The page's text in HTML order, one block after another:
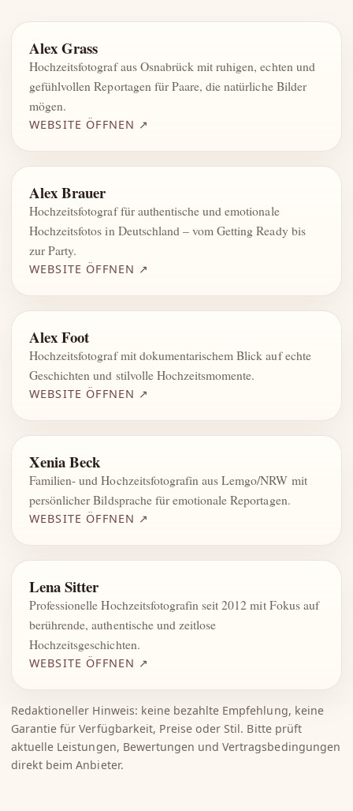
Alex Grass
Hochzeitsfotograf aus Osnabrück mit ruhigen, echten und
gefühlvollen Reportagen für Paare, die natürliche Bilder
mögen.
WEBSITE ÖFFNEN ↗
Alex Brauer
Hochzeitsfotograf für authentische und emotionale
Hochzeitsfotos in Deutschland – vom Getting Ready bis
zur Party.
WEBSITE ÖFFNEN ↗
Alex Foot
Hochzeitsfotograf mit dokumentarischem Blick auf echte
Geschichten und stilvolle Hochzeitsmomente.
WEBSITE ÖFFNEN ↗
Xenia Beck
Familien- und Hochzeitsfotografin aus Lemgo/NRW mit
persönlicher Bildsprache für emotionale Reportagen.
WEBSITE ÖFFNEN ↗
Lena Sitter
Professionelle Hochzeitsfotografin seit 2012 mit Fokus auf
berührende, authentische und zeitlose
Hochzeitsgeschichten.
WEBSITE ÖFFNEN ↗
Redaktioneller Hinweis: keine bezahlte Empfehlung, keine
Garantie für Verfügbarkeit, Preise oder Stil. Bitte prüft
aktuelle Leistungen, Bewertungen und Vertragsbedingungen
direkt beim Anbieter.